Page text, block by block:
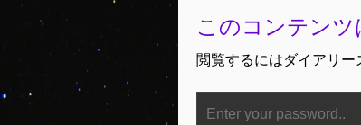
このコンテンツ
閲覧するにはダイアリー